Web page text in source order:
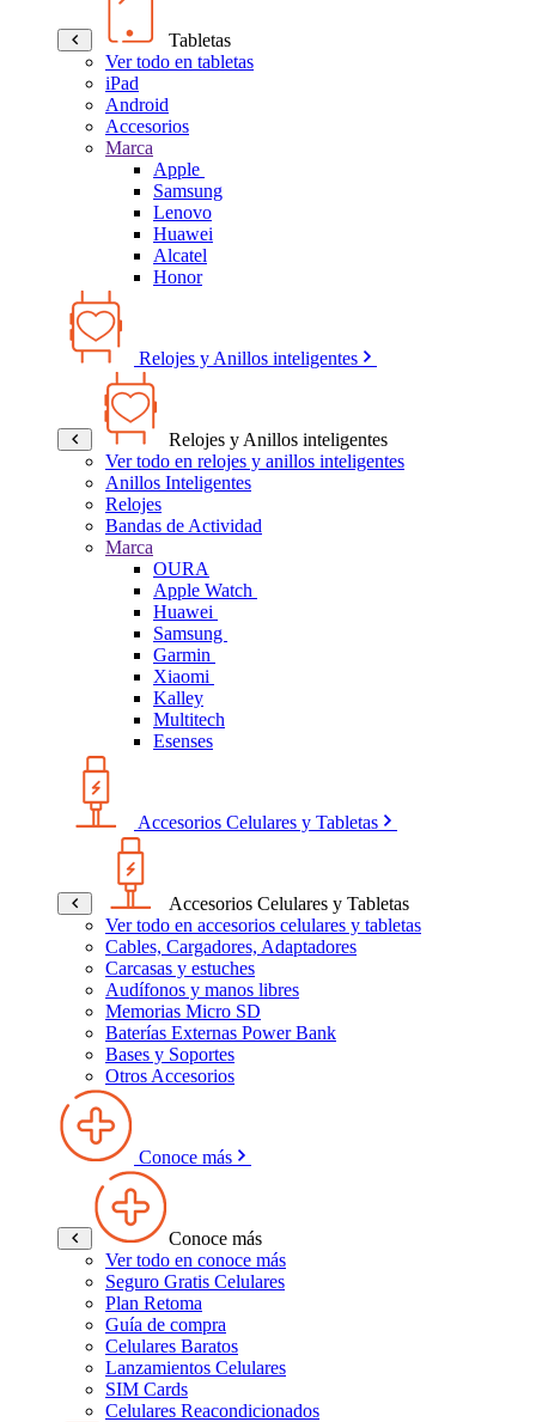
Tabletas
Ver todo en tabletas
iPad
Android
Accesorios
Marca
Apple
Samsung
Lenovo
Huawei
Alcatel
Honor
Relojes y Anillos inteligentes
Relojes y Anillos inteligentes
Ver todo en relojes y anillos inteligentes
Anillos Inteligentes
Relojes
Bandas de Actividad
Marca
OURA
Apple Watch
Huawei
Samsung
Garmin
Xiaomi
Kalley
Multitech
Esenses
Accesorios Celulares y Tabletas
Accesorios Celulares y Tabletas
Ver todo en accesorios celulares y tabletas
Cables, Cargadores, Adaptadores
Carcasas y estuches
Audífonos y manos libres
Memorias Micro SD
Baterías Externas Power Bank
Bases y Soportes
Otros Accesorios
Conoce más
Conoce más
Ver todo en conoce más
Seguro Gratis Celulares
Plan Retoma
Guía de compra
Celulares Baratos
Lanzamientos Celulares
SIM Cards
Celulares Reacondicionados